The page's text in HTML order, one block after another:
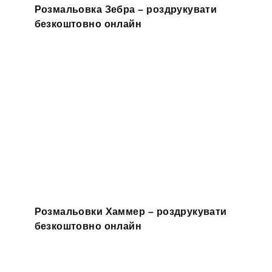
Розмальовка Зебра – роздрукувати
безкоштовно онлайн
Розмальовки Хаммер – роздрукувати
безкоштовно онлайн